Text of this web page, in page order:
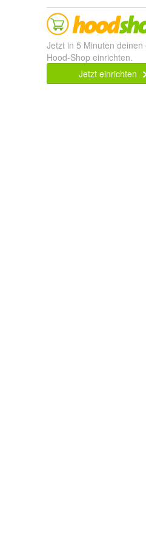
Jetzt in 5 Minuten deinen
Hood-Shop einrichten.
Jetzt einrichten